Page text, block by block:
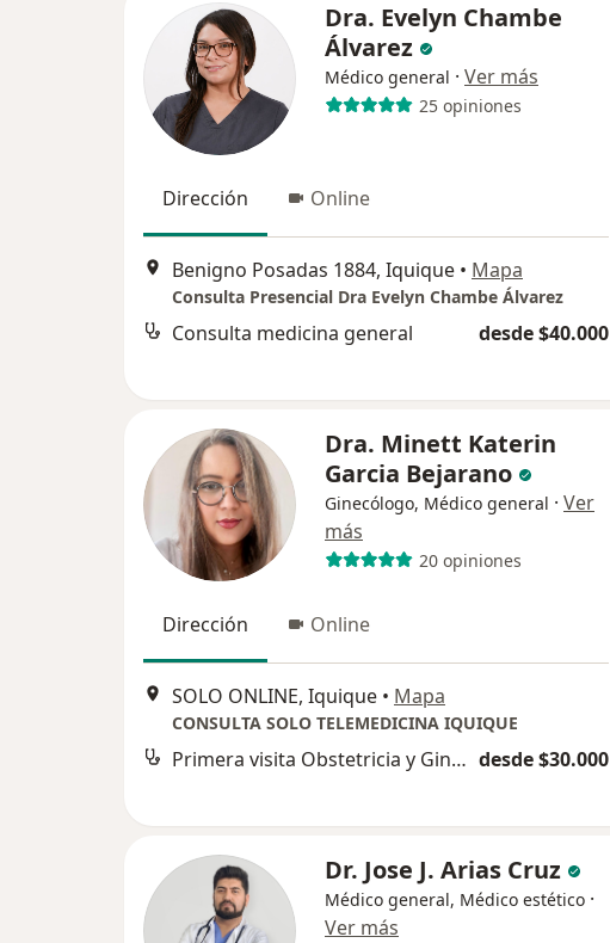
Dra. Evelyn Chambe
Álvarez
Médico general · Ver más
25 opiniones
Dirección Online
Benigno Posadas 1884, Iquique • Mapa
Consulta Presencial Dra Evelyn Chambe Álvarez
Consulta medicina general desde $40.000
Dra. Minett Katerin
Garcia Bejarano
Ginecólogo, Médico general · Ver
más
20 opiniones
Dirección Online
SOLO ONLINE, Iquique • Mapa
CONSULTA SOLO TELEMEDICINA IQUIQUE
Primera visita Obstetricia y Ginecología desde $30.000
Dr. Jose J. Arias Cruz
Médico general, Médico estético ·
Ver más